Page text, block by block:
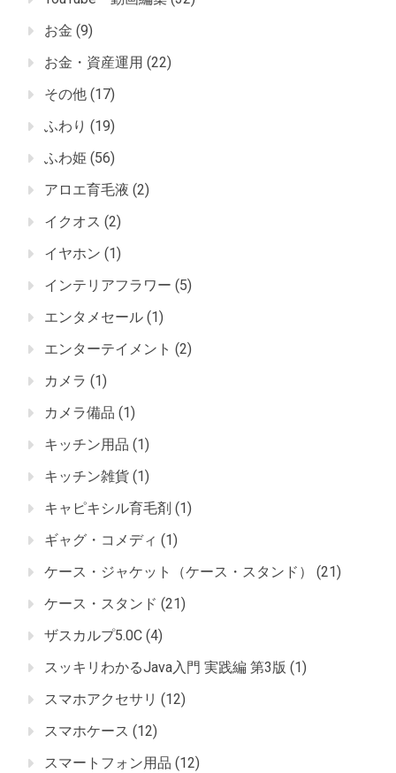
お金 (9)
お金・資産運用 (22)
その他 (17)
ふわり (19)
ふわ姫 (56)
アロエ育毛液 (2)
イクオス (2)
イヤホン (1)
インテリアフラワー (5)
エンタメセール (1)
エンターテイメント (2)
カメラ (1)
カメラ備品 (1)
キッチン用品 (1)
キッチン雑貨 (1)
キャピキシル育毛剤 (1)
ギャグ・コメディ (1)
ケース・ジャケット（ケース・スタンド）
(21)
ケース・スタンド (21)
ザスカルプ5.0C (4)
スッキリわかるJava入門 実践編 第3版 (1)
スマホアクセサリ (12)
スマホケース (12)
スマートフォン用品 (12)